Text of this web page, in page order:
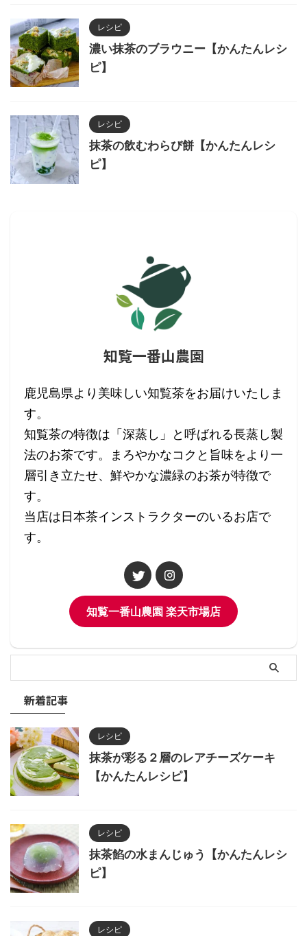
レシピ
濃い抹茶のブラウニー【かんたんレシ
ピ】
レシピ
抹茶の飲むわらび餅【かんたんレシ
ピ】
知覧一番山農園
鹿児島県より美味しい知覧茶をお届けいたしま
す。
知覧茶の特徴は「深蒸し」と呼ばれる長蒸し製
法のお茶です。まろやかなコクと旨味をより一
層引き立たせ、鮮やかな濃緑のお茶が特徴で
す。
当店は日本茶インストラクターのいるお店で
す。
知覧一番山農園 楽天市場店
新着記事
レシピ
抹茶が彩る２層のレアチーズケーキ
【かんたんレシピ】
レシピ
抹茶餡の水まんじゅう【かんたんレシ
ピ】
レシピ